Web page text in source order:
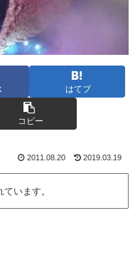
はてブ
コピー
2011.08.20 2019.03.19
います。